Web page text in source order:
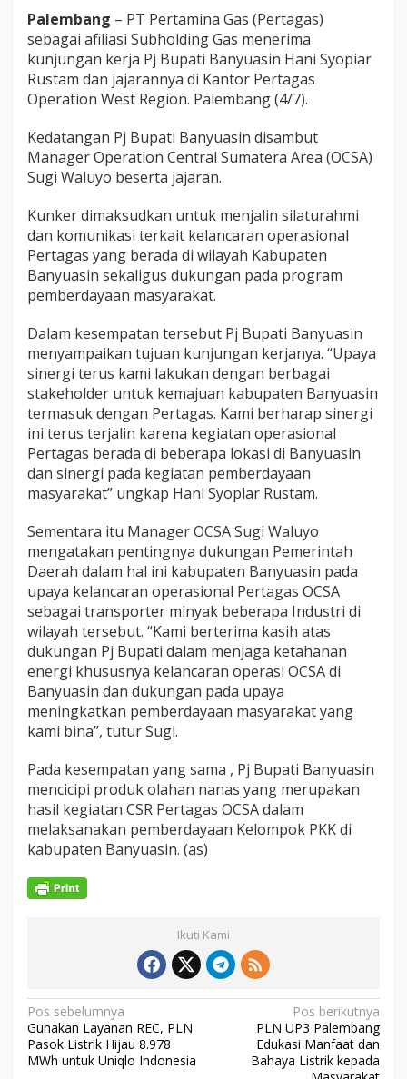
o
r
P
e
r
t
a
a
s
Palembang – PT Pertamina Gas (Pertagas)
sebagai afiliasi Subholding Gas menerima
kunjungan kerja Pj Bupati Banyuasin Hani Syopiar
Rustam dan jajarannya di Kantor Pertagas
Operation West Region. Palembang (4/7).
Kedatangan Pj Bupati Banyuasin disambut
Manager Operation Central Sumatera Area (OCSA)
Sugi Waluyo beserta jajaran.
Kunker dimaksudkan untuk menjalin silaturahmi
dan komunikasi terkait kelancaran operasional
Pertagas yang berada di wilayah Kabupaten
Banyuasin sekaligus dukungan pada program
pemberdayaan masyarakat.
Dalam kesempatan tersebut Pj Bupati Banyuasin
menyampaikan tujuan kunjungan kerjanya. “Upaya
sinergi terus kami lakukan dengan berbagai
stakeholder untuk kemajuan kabupaten Banyuasin
termasuk dengan Pertagas. Kami berharap sinergi
ini terus terjalin karena kegiatan operasional
Pertagas berada di beberapa lokasi di Banyuasin
dan sinergi pada kegiatan pemberdayaan
masyarakat” ungkap Hani Syopiar Rustam.
Sementara itu Manager OCSA Sugi Waluyo
mengatakan pentingnya dukungan Pemerintah
Daerah dalam hal ini kabupaten Banyuasin pada
upaya kelancaran operasional Pertagas OCSA
sebagai transporter minyak beberapa Industri di
wilayah tersebut. “Kami berterima kasih atas
dukungan Pj Bupati dalam menjaga ketahanan
energi khususnya kelancaran operasi OCSA di
Banyuasin dan dukungan pada upaya
meningkatkan pemberdayaan masyarakat yang
kami bina”, tutur Sugi.
Pada kesempatan yang sama , Pj Bupati Banyuasin
mencicipi produk olahan nanas yang merupakan
hasil kegiatan CSR Pertagas OCSA dalam
melaksanakan pemberdayaan Kelompok PKK di
kabupaten Banyuasin. (as)
Ikuti Kami
N
a
v
Pos sebelumnya
Gunakan Layanan REC, PLN
Pasok Listrik Hijau 8.978
MWh untuk Uniqlo Indonesia
Pos berikutnya
PLN UP3 Palembang
Edukasi Manfaat dan
Bahaya Listrik kepada